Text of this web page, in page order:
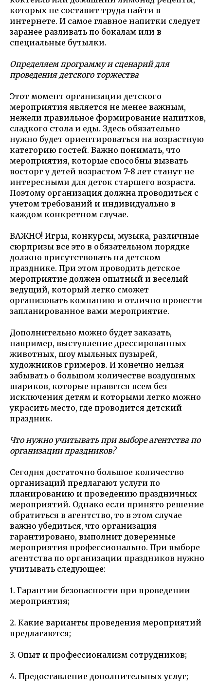
которых не составит труда найти в
интернете. И самое главное напитки следует
заранее разливать по бокалам или в
специальные бутылки.
Определяем программу и сценарий для
проведения детского торжества
Этот момент организации детского
мероприятия является не менее важным,
нежели правильное формирование напитков,
сладкого стола и еды. Здесь обязательно
нужно будет ориентироваться на возрастную
категорию гостей. Важно понимать, что
мероприятия, которые способны вызвать
восторг у детей возрастом 7-8 лет станут не
интересными для деток старшего возраста.
Поэтому организация должна проводиться с
учетом требований и индивидуально в
каждом конкретном случае.
ВАЖНО! Игры, конкурсы, музыка, различные
сюрпризы все это в обязательном порядке
должно присутствовать на детском
празднике. При этом проводить детское
мероприятие должен опытный и веселый
ведущий, который легко сможет
организовать компанию и отлично провести
запланированное вами мероприятие.
Дополнительно можно будет заказать,
например, выступление дрессированных
животных, шоу мыльных пузырей,
художников гримеров. И конечно нельзя
забывать о большом количестве воздушных
шариков, которые нравятся всем без
исключения детям и которыми легко можно
украсить место, где проводится детский
праздник.
Что нужно учитывать при выборе агентства по
организации праздников?
Сегодня достаточно большое количество
организаций предлагают услуги по
планированию и проведению праздничных
мероприятий. Однако если принято решение
обратиться в агентство, то в этом случае
важно убедиться, что организация
гарантировано, выполнит доверенные
мероприятия профессионально. При выборе
агентства по организации праздников нужно
учитывать следующее:
1. Гарантии безопасности при проведении
мероприятия;
2. Какие варианты проведения мероприятий
предлагаются;
3. Опыт и профессионализм сотрудников;
4. Предоставление дополнительных услуг;